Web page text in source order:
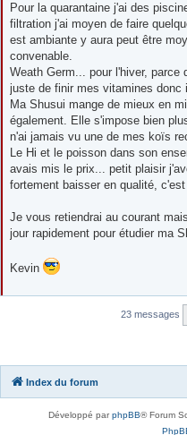
Pour la quarantaine j'ai des
filtration j'ai moyen de faire
est ambiante y aura peut être
convenable.
Weath Germ... pour l'hiver,
juste de finir mes vitamines donc
Ma Shusui mange de mieux en
également. Elle s'impose bien
n'ai jamais vu une de mes koïs
Le Hi et le poisson dans son
avais mis le prix... petit plaisir
fortement baisser en qualité,
Je vous retiendrai au courant
jour rapidement pour étudier ma
Kevin
23 messages
Index du forum
Développé parphpBB® Forum